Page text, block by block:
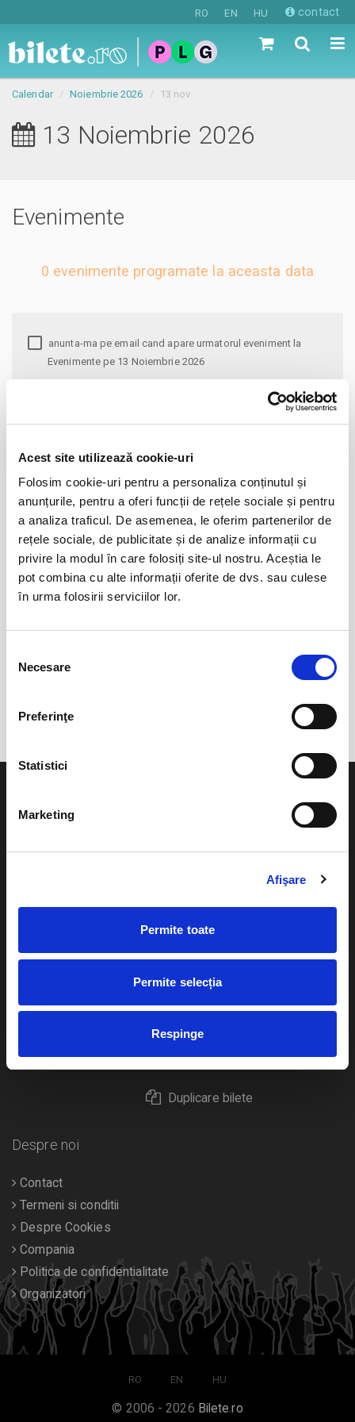
Acest site utilizează cookie-uri
Folosim cookie-uri pentru a personaliza conținutul și
anunțurile, pentru a oferi funcții de rețele sociale și pentru
a analiza traficul. De asemenea, le oferim partenerilor de
rețele sociale, de publicitate și de analize informații cu
privire la modul în care folosiți site-ul nostru. Aceștia le
pot combina cu alte informații oferite de dvs. sau culese
în urma folosirii serviciilor lor.
consimțământului
Necesare
Preferinţe
Statistici
Marketing
Afişare
Permite toate
Permite selecția
Respinge
RO EN HU contact
Calendar Noiembrie 2026 13 nov
13 Noiembrie 2026
Evenimente
0 evenimente programate la aceasta data
Evenimente pe 13 Noiembrie 2026
Alege alta data
Lu
Ma Mi Jo Vi Sâ
Du
27
2
3 4 5 6 7
8
9
10 11 12 13 14
15
16
17 18 19 20 21
22
30
1 2 3 4 5 6
Ajutor
eBilet printat acasa
Returnare bilete
Duplicare bilete
Evenimente
Concerte si
Sport
Cultura
Calendar
Despre noi
Contact
Termeni si conditii
Despre Cookies
Compania
Politica de confidentialitate
Organizatori
RO EN HU
© 2006 - 2026 Bilete.ro